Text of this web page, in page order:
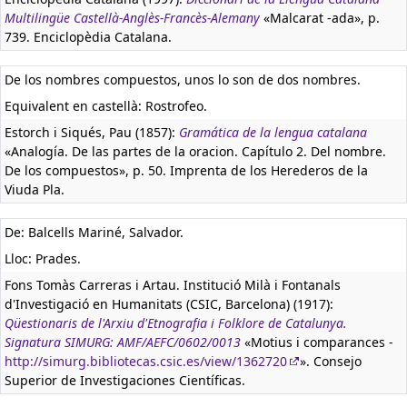
Multilingüe Castellà-Anglès-Francès-Alemany «Malcarat -ada», p.
739. Enciclopèdia Catalana.
De los nombres compuestos, unos lo son de dos nombres.
Equivalent en castellà: Rostrofeo.
Estorch i Siqués, Pau (1857): Gramática de la lengua catalana
«Analogía. De las partes de la oracion. Capítulo 2. Del nombre.
De los compuestos», p. 50. Imprenta de los Herederos de la
Viuda Pla.
De: Balcells Mariné, Salvador.
Lloc: Prades.
Fons Tomàs Carreras i Artau. Institució Milà i Fontanals
d'Investigació en Humanitats (CSIC, Barcelona) (1917):
Qüestionaris de l'Arxiu d'Etnografia i Folklore de Catalunya.
Signatura SIMURG: AMF/AEFC/0602/0013 «Motius i comparances -
http://simurg.bibliotecas.csic.es/view/1362720
». Consejo
Superior de Investigaciones Científicas.